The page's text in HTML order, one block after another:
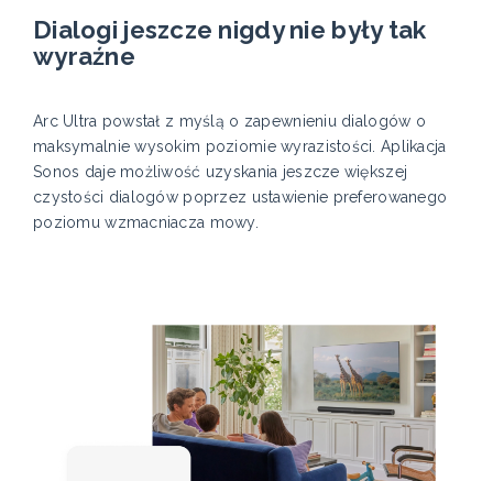
Dialogi jeszcze nigdy nie były tak
wyraźne
Arc Ultra powstał z myślą o zapewnieniu dialogów o
maksymalnie wysokim poziomie wyrazistości. Aplikacja
Sonos daje możliwość uzyskania jeszcze większej
czystości dialogów poprzez ustawienie preferowanego
poziomu wzmacniacza mowy.